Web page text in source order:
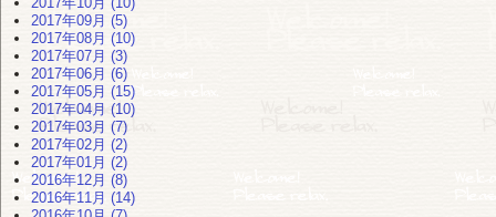
2017年09月 (5)
2017年08月 (10)
2017年07月 (3)
2017年06月 (6)
2017年05月 (15)
2017年04月 (10)
2017年03月 (7)
2017年02月 (2)
2017年01月 (2)
2016年12月 (8)
2016年11月 (14)